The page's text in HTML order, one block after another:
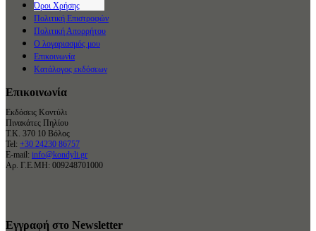
Όροι Χρήσης
Πολιτική Επιστροφών
Πολιτική Απορρήτου
Ο λογαριασμός μου
Επικοινωνία
Κατάλογος εκδόσεων
Επικοινωνία
Εκδόσεις Κοντύλι
Πινακάτες Πηλίου
Τ.Κ. 370 10 Βόλος
Tel: +30 24230 86757
E-mail: info@kondyli.gr
Αρ. Γ.Ε.ΜΗ: 009248701000
Εγγραφή στο Newsletter